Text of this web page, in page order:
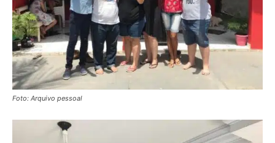
Foto: Arquivo pessoal